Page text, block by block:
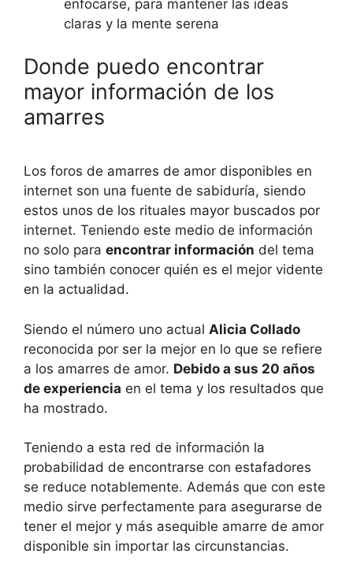
enfocarse, para mantener las ideas
claras y la mente serena
Donde puedo encontrar
mayor información de los
amarres
Los foros de amarres de amor disponibles en
internet son una fuente de sabiduría, siendo
estos unos de los rituales mayor buscados por
internet. Teniendo este medio de información
no solo para encontrar información del tema
sino también conocer quién es el mejor vidente
en la actualidad.
Siendo el número uno actual Alicia Collado
reconocida por ser la mejor en lo que se refiere
a los amarres de amor. Debido a sus 20 años
de experiencia en el tema y los resultados que
ha mostrado.
Teniendo a esta red de información la
probabilidad de encontrarse con estafadores
se reduce notablemente. Además que con este
medio sirve perfectamente para asegurarse de
tener el mejor y más asequible amarre de amor
disponible sin importar las circunstancias.